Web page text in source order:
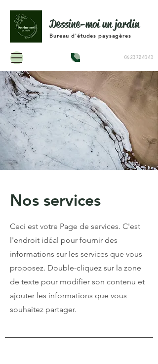
Dessine-moi un jardin
Bureau d'études paysagères
Contactez-nous :06 23 72 40 43
Nos services
Ceci est votre Page de services. C'est
l'endroit idéal pour fournir des
informations sur les services que vous
proposez. Double-cliquez sur la zone
de texte pour modifier son contenu et
ajouter les informations que vous
souhaitez partager.